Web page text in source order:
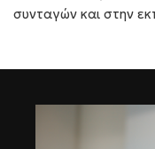
συνταγών και στην